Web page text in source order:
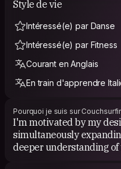
Style de vie
Intéressé(e) par Danse
Intéressé(e) par Fitness
Courant en Anglais
En train d'apprendre
Pourquoi je suis sur
I'm motivated by my
simultaneously
deeper understanding of